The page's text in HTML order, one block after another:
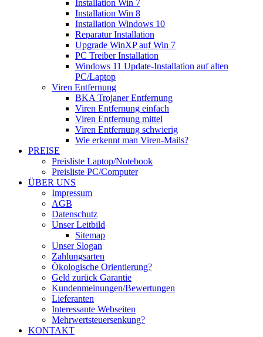
Installation Win 7
Installation Win 8
Installation Windows 10
Reparatur Installation
Upgrade WinXP auf Win 7
PC Treiber Installation
Windows 11 Update-Installation auf alten
PC/Laptop
Viren Entfernung
BKA Trojaner Entfernung
Viren Entfernung einfach
Viren Entfernung mittel
Viren Entfernung schwierig
Wie erkennt man Viren-Mails?
PREISE
Preisliste Laptop/Notebook
Preisliste PC/Computer
ÜBER UNS
Impressum
AGB
Datenschutz
Unser Leitbild
Sitemap
Unser Slogan
Zahlungsarten
Ökologische Orientierung?
Geld zurück Garantie
Kundenmeinungen/Bewertungen
Lieferanten
Interessante Webseiten
Mehrwertsteuersenkung?
KONTAKT